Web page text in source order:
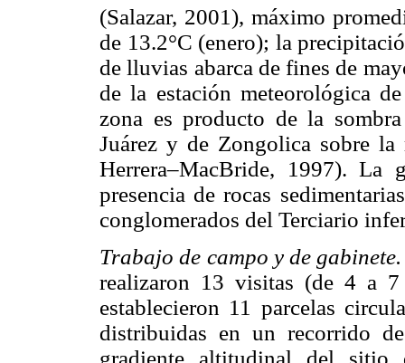
(Salazar, 2001), máximo
de 13.2°C (enero); la
de lluvias abarca de fines de
de la estación meteorológica
zona es producto de la
Juárez y de Zongolica sobre
Herrera–MacBride, 1997). La
presencia de rocas
conglomerados del Terciario
Trabajo de campo y de
realizaron 13 visitas (de 4 a
establecieron 11 parcelas
distribuidas en un recorrido
gradiente altitudinal del sitio